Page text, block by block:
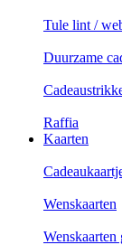
Tule lint /
Duurzame
Raffia
Kaarten
Wenskaarten
Wenskaarten